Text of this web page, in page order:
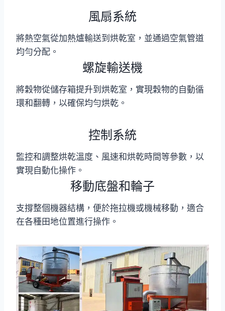
風扇系統
將熱空氣從加熱爐輸送到烘乾室，並通過空氣管道
均勻分配。
螺旋輸送機
將穀物從儲存箱提升到烘乾室，實現穀物的自動循
環和翻轉，以確保均勻烘乾。
控制系統
監控和調整烘乾溫度、風速和烘乾時間等參數，以
實現自動化操作。
移動底盤和輪子
支撐整個機器結構，便於拖拉機或機械移動，適合
在各種田地位置進行操作。